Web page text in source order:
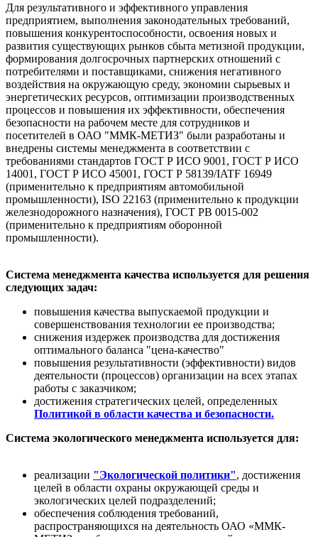
Для результативного и эффективного управления
предприятием, выполнения законодательных требований,
повышения конкурентоспособности, освоения новых и
развития существующих рынков сбыта метизной продукции,
формирования долгосрочных партнерских отношений с
потребителями и поставщиками, снижения негативного
воздействия на окружающую среду, экономии сырьевых и
энергетических ресурсов, оптимизации производственных
процессов и повышения их эффективности, обеспечения
безопасности на рабочем месте для сотрудников и
посетителей в ОАО "ММК-МЕТИЗ" были разработаны и
внедрены системы менеджмента в соответствии с
требованиями стандартов ГОСТ Р ИСО 9001, ГОСТ Р ИСО
14001, ГОСТ Р ИСО 45001, ГОСТ Р 58139/IATF 16949
(применительно к предприятиям автомобильной
промышленности), ISO 22163 (применительно к продукции
железнодорожного назначения), ГОСТ РВ 0015-002
(применительно к предприятиям оборонной
промышленности).
Система менеджмента качества используется для решения
следующих задач:
повышения качества выпускаемой продукции и
совершенствования технологии ее производства;
снижения издержек производства для достижения
оптимального баланса "цена-качество"
повышения результативности (эффективности) видов
деятельности (процессов) организации на всех этапах
работы с заказчиком;
достижения стратегических целей, определенных
Политикой в области качества и безопасности.
Система экологического менеджмента используется для:
реализации "Экологической политики", достижения
целей в области охраны окружающей среды и
экологических целей подразделений;
обеспечения соблюдения требований,
распространяющихся на деятельность ОАО «ММК-